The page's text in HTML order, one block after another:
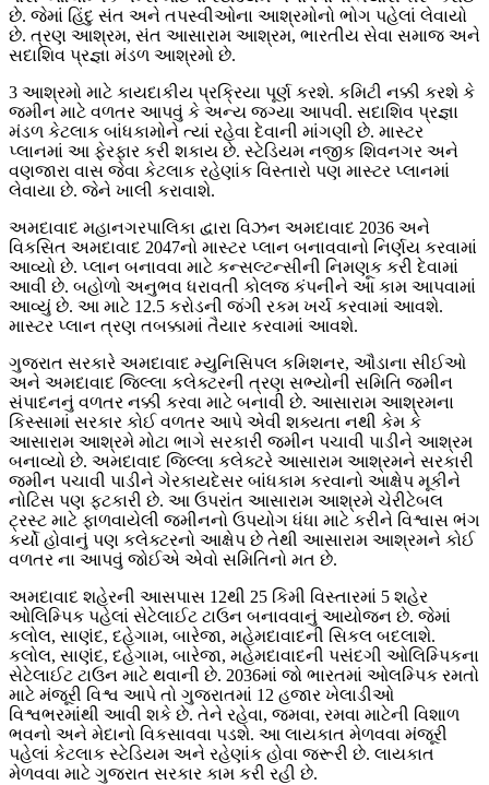
છે. જેમાં હિંદુ સંત અને તપસ્વીઓના આશ્રમોનો ભોગ પહેલાં લેવાયો
છે. ત્રણ આશ્રમ, સંત આસારામ આશ્રમ, ભારતીય સેવા સમાજ અને
સદાશિવ પ્રજ્ઞા મંડળ આશ્રમો છે.
3 આશ્રમો માટે કાયદાકીય પ્રક્રિયા પૂર્ણ કરશે. કમિટી નક્કી કરશે કે
જમીન માટે વળતર આપવું કે અન્ય જગ્યા આપવી. સદાશિવ પ્રજ્ઞા
મંડળ કેટલાક બાંધકામોને ત્યાં રહેવા દેવાની માંગણી છે. માસ્ટર
પ્લાનમાં આ ફેરફાર કરી શકાય છે. સ્ટેડિયમ નજીક શિવનગર અને
વણજારા વાસ જેવા કેટલાક રહેણાંક વિસ્તારો પણ માસ્ટર પ્લાનમાં
લેવાયા છે. જેને ખાલી કરાવાશે.
અમદાવાદ મહાનગરપાલિકા દ્વારા વિઝન અમદાવાદ 2036 અને
વિકસિત અમદાવાદ 2047નો માસ્ટર પ્લાન બનાવવાનો નિર્ણય કરવામાં
આવ્યો છે. પ્લાન બનાવવા માટે કન્સલ્ટન્સીની નિમણૂક કરી દેવામાં
આવી છે. બહોળો અનુભવ ધરાવતી કોલજ કંપનીને આ કામ આપવામાં
આવ્યું છે. આ માટે 12.5 કરોડની જંગી રકમ ખર્ચ કરવામાં આવશે.
માસ્ટર પ્લાન ત્રણ તબક્કામાં તૈયાર કરવામાં આવશે.
ગુજરાત સરકારે અમદાવાદ મ્યુનિસિપલ કમિશનર, ઔડાના સીઈઓ
અને અમદાવાદ જિલ્લા કલેક્ટરની ત્રણ સભ્યોની સમિતિ જમીન
સંપાદનનું વળતર નક્કી કરવા માટે બનાવી છે. આસારામ આશ્રમના
કિસ્સામાં સરકાર કોઈ વળતર આપે એવી શક્યતા નથી કેમ કે
આસારામ આશ્રમે મોટા ભાગે સરકારી જમીન પચાવી પાડીને આશ્રમ
બનાવ્યો છે. અમદાવાદ જિલ્લા કલેક્ટરે આસારામ આશ્રમને સરકારી
જમીન પચાવી પાડીને ગેરકાયદેસર બાંધકામ કરવાનો આક્ષેપ મૂકીને
નોટિસ પણ ફટકારી છે. આ ઉપરાંત આસારામ આશ્રમે ચેરીટેબલ
ટ્રસ્ટ માટે ફાળવાયેલી જમીનનો ઉપયોગ ધંધા માટે કરીને વિશ્વાસ ભંગ
કર્યો હોવાનું પણ કલેક્ટરનો આક્ષેપ છે તેથી આસારામ આશ્રમને કોઈ
વળતર ના આપવું જોઈએ એવો સમિતિનો મત છે.
અમદાવાદ શહેરની આસપાસ 12થી 25 કિમી વિસ્તારમાં 5 શહેર
ઓલિમ્પિક પહેલાં સેટેલાઈટ ટાઉન બનાવવાનું આયોજન છે. જેમાં
કલોલ, સાણંદ, દહેગામ, બારેજા, મહેમદાવાદની સિકલ બદલાશે.
કલોલ, સાણંદ, દહેગામ, બારેજા, મહેમદાવાદની પસંદગી ઓલિમ્પિકના
સેટેલાઈટ ટાઉન માટે થવાની છે. 2036માં જો ભારતમાં ઓલમ્પિક રમતો
માટે મંજૂરી વિશ્વ આપે તો ગુજરાતમાં 12 હજાર ખેલાડીઓ
વિશ્વભરમાંથી આવી શકે છે. તેને રહેવા, જમવા, રમવા માટેની વિશાળ
ભવનો અને મેદાનો વિકસાવવા પડશે. આ લાયકાત મેળવવા મંજૂરી
પહેલાં કેટલાક સ્ટેડિયમ અને રહેણાંક હોવા જરૂરી છે. લાયકાત
મેળવવા માટે ગુજરાત સરકાર કામ કરી રહી છે.